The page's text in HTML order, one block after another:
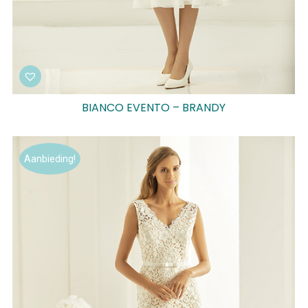
BIANCO EVENTO – BRANDY
Aanbieding!